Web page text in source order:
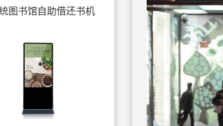
图书馆自助借还书机